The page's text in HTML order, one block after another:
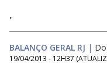
.
BALANÇO GERAL RJ |
19/04/2013 - 12H37